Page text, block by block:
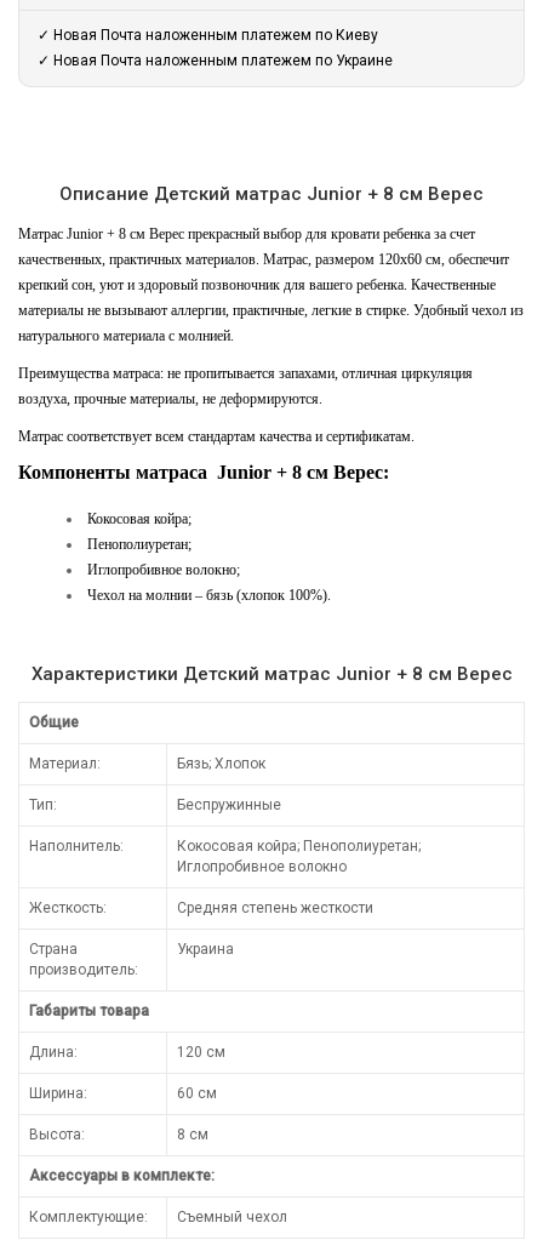
✓ Новая Почта наложенным платежем по Киеву
✓ Новая Почта наложенным платежем по Украине
Описание Детский матрас Junior + 8 см Верес
Матрас Junior + 8 см Верес прекрасный выбор для кровати ребенка за счет
качественных, практичных материалов. Матрас, размером 120х60 см, обеспечит
крепкий сон, уют и здоровый позвоночник для вашего ребенка. Качественные
материалы не вызывают аллергии, практичные, легкие в стирке. Удобный чехол из
натурального материала с молнией.
Преимущества матраса: не пропитывается запахами, отличная циркуляция
воздуха, прочные материалы, не деформируются.
Матрас соответствует всем стандартам качества и сертификатам.
Компоненты матраса Junior + 8 см Верес:
Кокосовая койра;
Пенополиуретан;
Иглопробивное волокно;
Чехол на молнии – бязь (хлопок 100%).
Характеристики Детский матрас Junior + 8 см Верес
Общие
Материал: Бязь; Хлопок
Тип: Беспружинные
Наполнитель:
Кокосовая койра; Пенополиуретан;
Иглопробивное волокно
Жесткость: Средняя степень жесткости
Страна
производитель:
Украина
Габариты товара
Длина: 120 см
Ширина: 60 см
Высота: 8 см
Аксессуары в комплекте:
Комплектующие: Съемный чехол